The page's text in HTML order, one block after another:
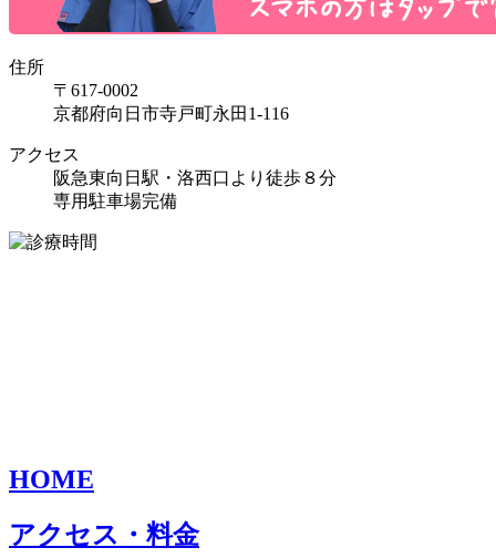
住所
〒617-0002
京都府向日市寺戸町永田1-116
アクセス
阪急東向日駅・洛西口より徒歩８分
専用駐車場完備
HOME
アクセス・料金